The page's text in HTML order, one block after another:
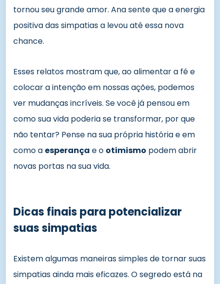
tornou seu grande amor. Ana sente que a energia
positiva das simpatias a levou até essa nova
chance.
Esses relatos mostram que, ao alimentar a fé e
colocar a intenção em nossas ações, podemos
ver mudanças incríveis. Se você já pensou em
como sua vida poderia se transformar, por que
não tentar? Pense na sua própria história e em
como a esperança e o otimismo podem abrir
novas portas na sua vida.
Dicas finais para potencializar
suas simpatias
Existem algumas maneiras simples de tornar suas
simpatias ainda mais eficazes. O segredo está na